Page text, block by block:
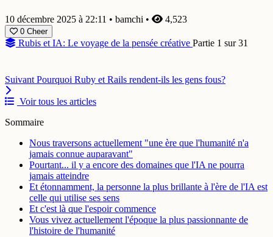
10 décembre 2025 à 22:11 • bamchi • 4,523
0 Cheer
Rubis et IA: Le voyage de la pensée créative Partie 1 sur 31
Suivant Pourquoi Ruby et Rails rendent-ils les gens fous?
Voir tous les articles
Sommaire
Nous traversons actuellement "une ère que l'humanité n'a
jamais connue auparavant"
Pourtant... il y a encore des domaines que l'IA ne pourra
jamais atteindre
Et étonnamment, la personne la plus brillante à l'ère de l'IA est
celle qui utilise ses sens
Et c'est là que l'espoir commence
Vous vivez actuellement l'époque la plus passionnante de
l'histoire de l'humanité